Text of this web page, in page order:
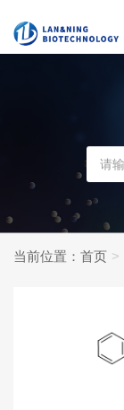
当前位置： 首页